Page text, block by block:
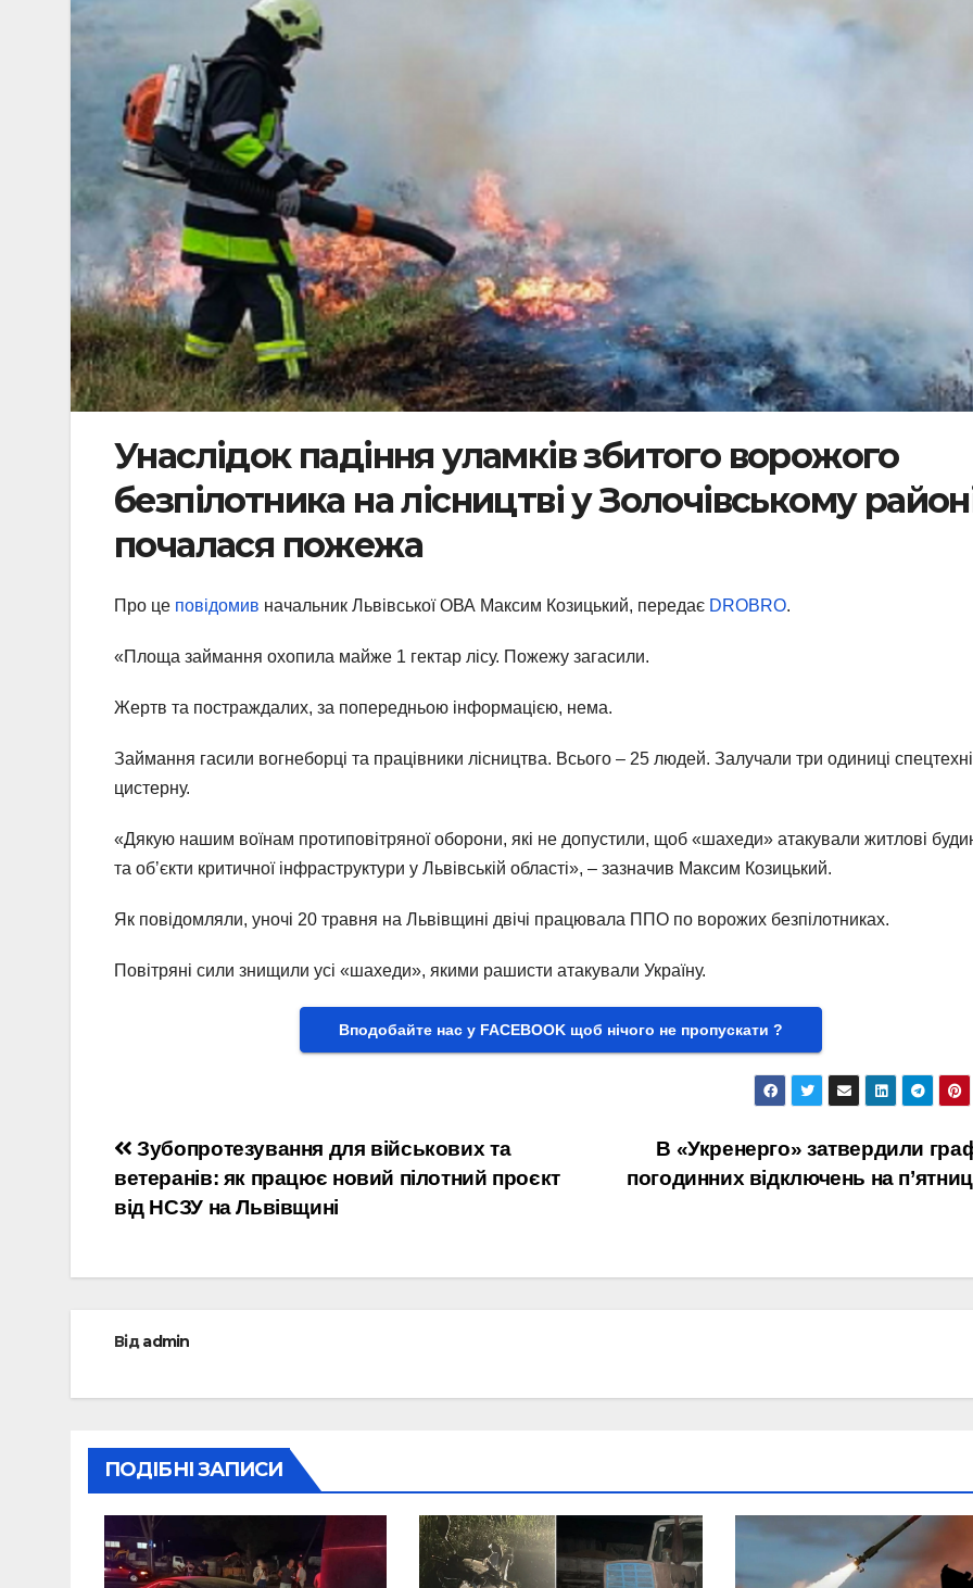
Унаслідок падіння уламків збитого ворожого
безпілотника на лісництві у Золочівському
почалася пожежа
Про це повідомив начальник Львівської ОВА Максим Козицький, передає DROBRO.
«Площа займання охопила майже 1 гектар лісу. Пожежу загасили.
Жертв та постраждалих, за попередньою інформацією, нема.
Займання гасили вогнеборці та працівники лісництва. Всього – 25 людей. Залучали три одиниці
цистерну.
«Дякую нашим воїнам протиповітряної оборони, які не допустили, щоб «шахеди» атакували житлові
та обʼєкти критичної інфраструктури у Львівській області», – зазначив Максим Козицький.
Як повідомляли, уночі 20 травня на Львівщині двічі працювала ППО по ворожих безпілотниках.
Повітряні сили знищили усі «шахеди», якими рашисти атакували Україну.
Вподобайте нас у FACEBOOK щоб нічого не пропускати ?
Навігація
записів
В «Укренерго» затвердили
погодинних відключень на
Зубопротезування для військових та
ветеранів: як працює новий пілотний проєкт
від НСЗУ на Львівщині
Відadmin
ПОДІБНІ ЗАПИСИ